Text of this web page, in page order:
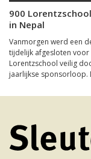
900
in Nepal
Vanmorgen werd een
tijdelijk afgesloten
Lorentzschool veilig
jaarlijkse sponsorloop.